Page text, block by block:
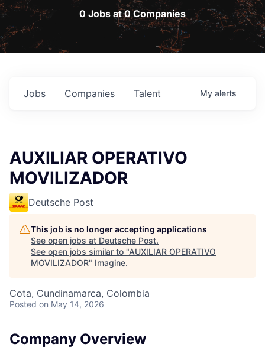
0 Jobs at 0 Companies
Jobs Companies Talent My alerts
AUXILIAR OPERATIVO
MOVILIZADOR
Deutsche Post
This job is no longer accepting applications
See open jobs at Deutsche Post.
See open jobs similar to "AUXILIAR OPERATIVO
MOVILIZADOR" Imagine.
Cota, Cundinamarca, Colombia
Posted on May 14, 2026
Company Overview